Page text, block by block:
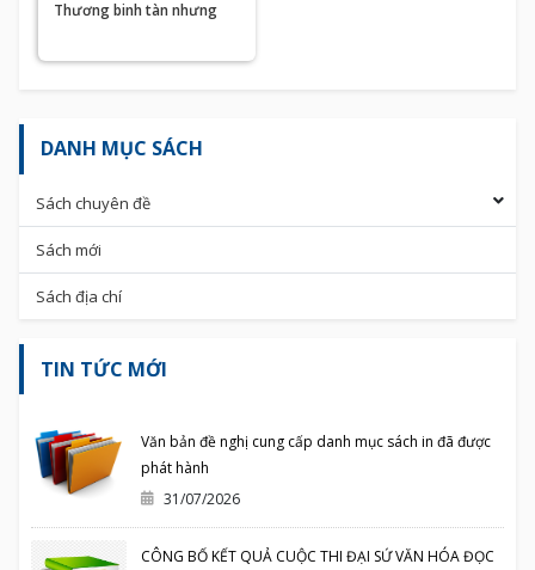
Thương binh tàn nhưng
DANH MỤC SÁCH
Sách chuyên đề
Sách mới
Sách địa chí
TIN TỨC MỚI
Văn bản đề nghị cung cấp danh mục sách in đã được
phát hành
31/07/2026
CÔNG BỐ KẾT QUẢ CUỘC THI ĐẠI SỨ VĂN HÓA ĐỌC